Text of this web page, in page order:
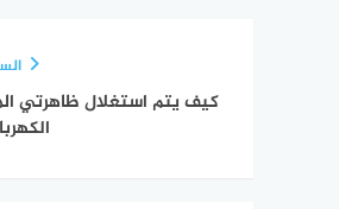
كيف يتم استغلال ظاهرتي